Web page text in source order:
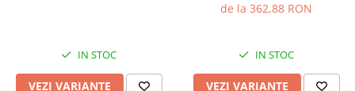
IN STOC
VEZI VARIANTE
de la 362,88 RON
IN STOC
VEZI VARIANTE